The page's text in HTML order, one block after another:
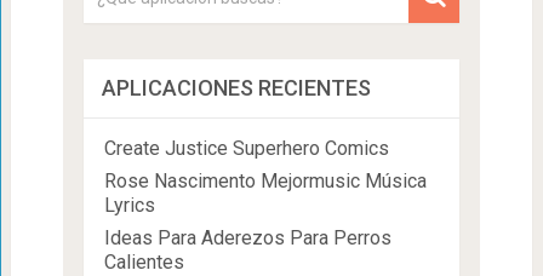
APLICACIONES RECIENTES
Create Justice Superhero Comics
Rose Nascimento Mejormusic Música
Lyrics
Ideas Para Aderezos Para Perros
Calientes